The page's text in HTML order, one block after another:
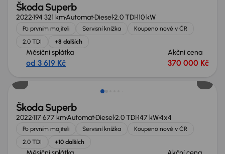
Škoda Superb
2022194 321 kmAutomatDiesel2.0 TDI110 kW
Po prvním majiteli Servisní knížka
Koupeno nové v ČR
2.0 TDI
+8 dalších
Měsíční splátka
od 3 619 Kč
Akční cena
370 000 Kč
Možnost odpočtu DPH
Škoda Superb
2022117 677 kmAutomatDiesel2.0 TDI147 kW4x4
Po prvním majiteli Servisní knížka
Koupeno nové v ČR
2.0 TDI
+10 dalších